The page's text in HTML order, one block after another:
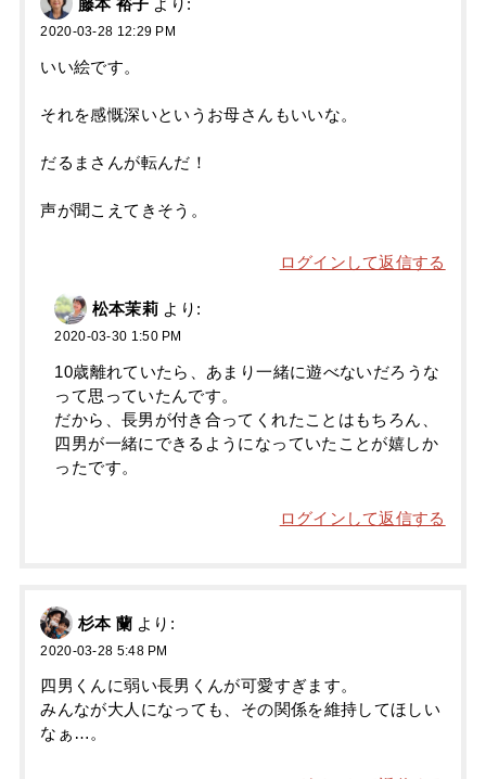
藤本 裕子 より:
2020-03-28 12:29 PM
いい絵です。
それを感慨深いというお母さんもいいな。
だるまさんが転んだ！
声が聞こえてきそう。
ログインして返信する
松本茉莉 より:
2020-03-30 1:50 PM
10歳離れていたら、あまり一緒に遊べないだろうな
って思っていたんです。
だから、長男が付き合ってくれたことはもちろん、
四男が一緒にできるようになっていたことが嬉しか
ったです。
ログインして返信する
杉本 蘭 より:
2020-03-28 5:48 PM
四男くんに弱い長男くんが可愛すぎます。
みんなが大人になっても、その関係を維持してほしい
なぁ…。